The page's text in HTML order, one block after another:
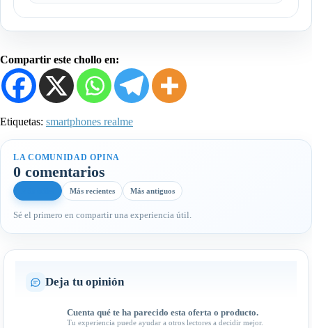
Compartir este chollo en:
Etiquetas: smartphones realme
LA COMUNIDAD OPINA
0 comentarios
Más recientes Más antiguos
Sé el primero en compartir una experiencia útil.
Deja tu opinión
Cuenta qué te ha parecido esta oferta o producto.
Tu experiencia puede ayudar a otros lectores a decidir mejor.